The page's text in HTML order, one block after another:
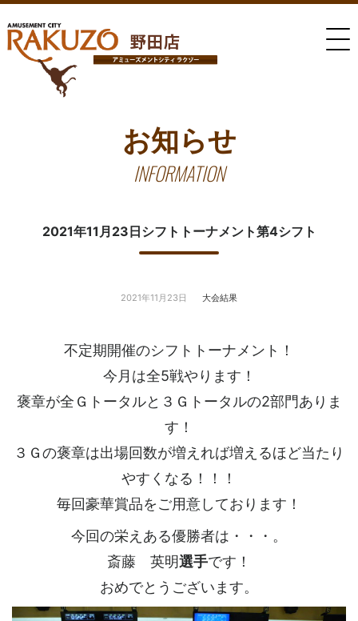
お知らせ
INFORMATION
2021年11月23日シフトトーナメント第4シフト
2021年11月23日 大会結果
不定期開催のシフトトーナメント！
今月は全5戦やります！
褒章が全Ｇトータルと３Ｇトータルの2部門ありま
す！
３Ｇの褒章は出場回数が増えれば増えるほど当たり
やすくなる！！！
毎回豪華賞品をご用意しております！
今回の栄えある優勝者は・・・。
斎藤 英明選手です！
おめでとうございます。